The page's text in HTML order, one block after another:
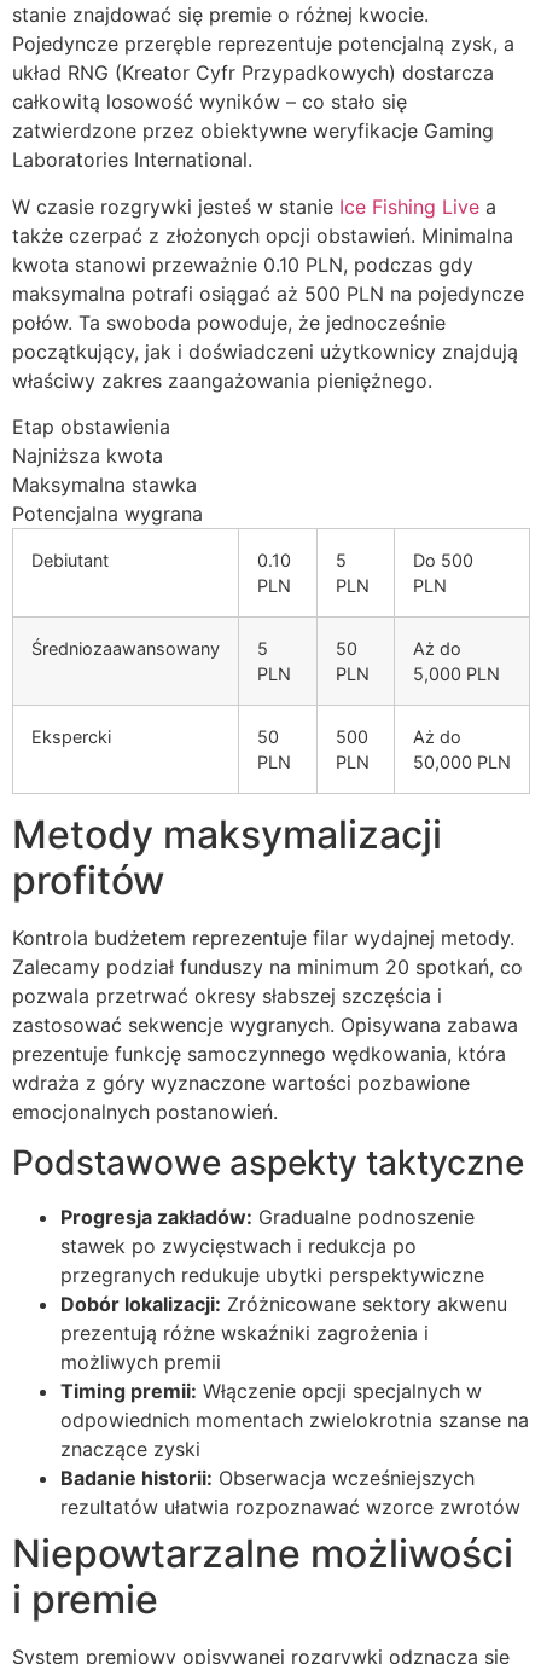
stanie znajdować się premie o różnej kwocie.
Pojedyncze przeręble reprezentuje potencjalną zysk, a
układ RNG (Kreator Cyfr Przypadkowych) dostarcza
całkowitą losowość wyników – co stało się
zatwierdzone przez obiektywne weryfikacje Gaming
Laboratories International.
W czasie rozgrywki jesteś w stanie Ice Fishing Live a
także czerpać z złożonych opcji obstawień. Minimalna
kwota stanowi przeważnie 0.10 PLN, podczas gdy
maksymalna potrafi osiągać aż 500 PLN na pojedyncze
połów. Ta swoboda powoduje, że jednocześnie
początkujący, jak i doświadczeni użytkownicy znajdują
właściwy zakres zaangażowania pieniężnego.
Etap obstawienia
Najniższa kwota
Maksymalna stawka
Potencjalna wygrana
Debiutant
0.10
PLN
5
PLN
Do 500
PLN
Średniozaawansowany
5
PLN
50
PLN
Aż do
5,000 PLN
Ekspercki
50
PLN
500
PLN
Aż do
50,000 PLN
Metody maksymalizacji
profitów
Kontrola budżetem reprezentuje filar wydajnej metody.
Zalecamy podział funduszy na minimum 20 spotkań, co
pozwala przetrwać okresy słabszej szczęścia i
zastosować sekwencje wygranych. Opisywana zabawa
prezentuje funkcję samoczynnego wędkowania, która
wdraża z góry wyznaczone wartości pozbawione
emocjonalnych postanowień.
Podstawowe aspekty taktyczne
Progresja zakładów: Gradualne podnoszenie
stawek po zwycięstwach i redukcja po
przegranych redukuje ubytki perspektywiczne
Dobór lokalizacji: Zróżnicowane sektory akwenu
prezentują różne wskaźniki zagrożenia i
możliwych premii
Timing premii: Włączenie opcji specjalnych w
odpowiednich momentach zwielokrotnia szanse na
znaczące zyski
Badanie historii: Obserwacja wcześniejszych
rezultatów ułatwia rozpoznawać wzorce zwrotów
Niepowtarzalne możliwości
i premie
System premiowy opisywanej rozgrywki odznacza się